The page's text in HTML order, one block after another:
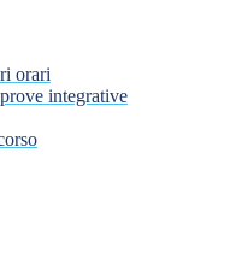
orari
integrative